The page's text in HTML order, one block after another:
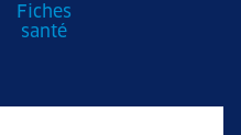
Fiches
santé